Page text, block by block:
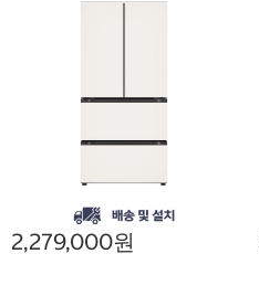
2,279,000원